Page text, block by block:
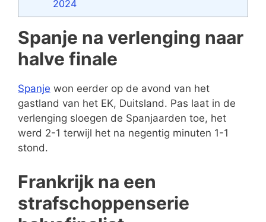
2024
Spanje na verlenging naar
halve finale
Spanje won eerder op de avond van het
gastland van het EK, Duitsland. Pas laat in de
verlenging sloegen de Spanjaarden toe, het
werd 2-1 terwijl het na negentig minuten 1-1
stond.
Frankrijk na een
strafschoppenserie